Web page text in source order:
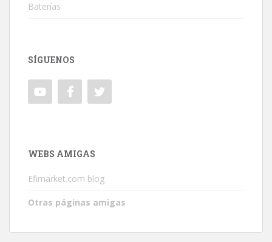
Baterías
SÍGUENOS
WEBS AMIGAS
Efimarket.com blog
Otras páginas amigas